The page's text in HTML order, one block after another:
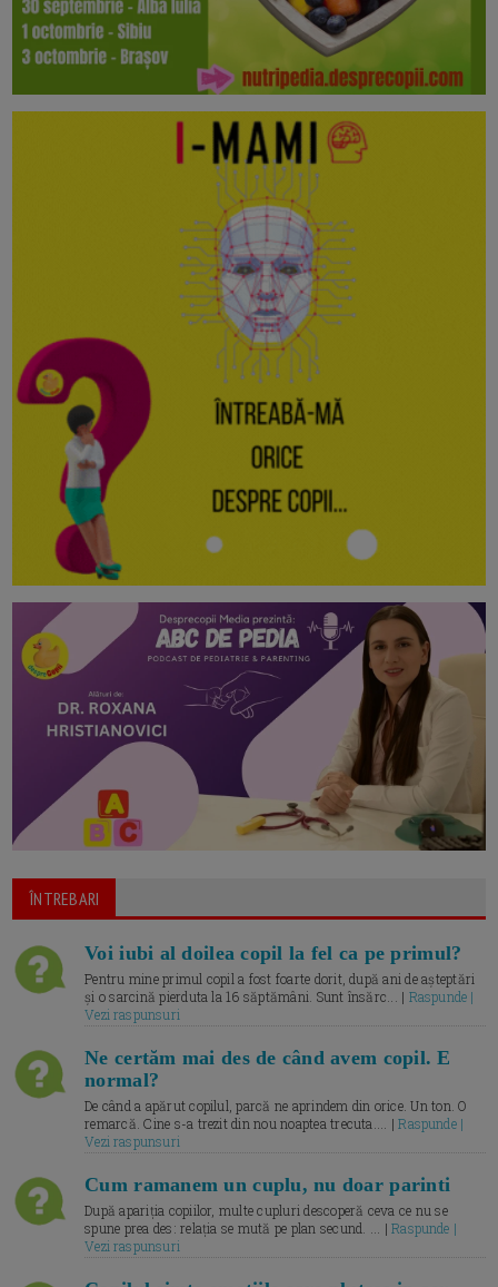
ÎNTREBARI
Voi iubi al doilea copil la fel ca pe primul?
Pentru mine primul copil a fost foarte dorit, după ani de așteptări
și o sarcină pierduta la 16 săptămâni. Sunt însărc... | Raspunde |
Vezi raspunsuri
Ne certăm mai des de când avem copil. E
normal?
De când a apărut copilul, parcă ne aprindem din orice. Un ton. O
remarcă. Cine s-a trezit din nou noaptea trecuta.... |Raspunde |
Vezi raspunsuri
Cum ramanem un cuplu, nu doar parinti
După apariția copiilor, multe cupluri descoperă ceva ce nu se
spune prea des: relația se mută pe plan secund. ... |Raspunde |
Vezi raspunsuri